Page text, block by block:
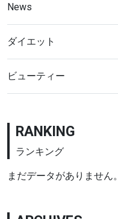
News
ダイエット
ビューティー
RANKING
ランキング
まだデータがありません。